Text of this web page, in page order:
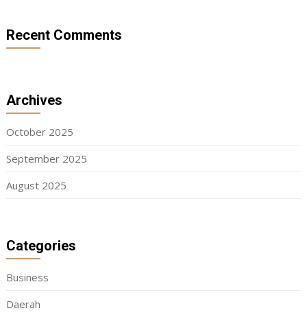
Recent Comments
Archives
October 2025
September 2025
August 2025
Categories
Business
Daerah